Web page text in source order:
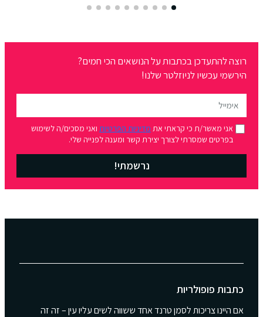
רוצה להתעדכן בכתבות על הנושאים הכי חמים?
הירשמי עכשיו לניוזלטר שלנו!
אני מאשר/ת כי קראתי את מדיניות הפרטיות ואני מסכים/ה לשימוש
בפרטים שמסרתי לצורך יצירת קשר ומענה לפנייה שלי.
נרשמתי!
כתבות פופולריות
אם היינו צריכות לסמן טרנד אחד ששווה לשים עליו עין – זה זה